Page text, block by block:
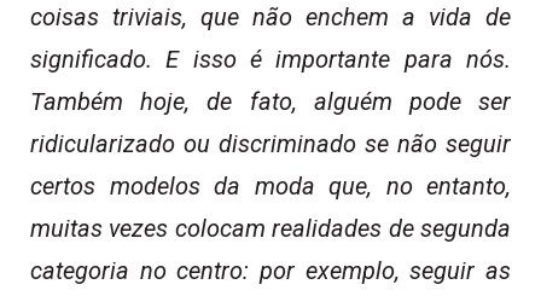
coisas triviais, que não enchem a vida de
significado. E isso é importante para nós.
Também hoje, de fato, alguém pode ser
ridicularizado ou discriminado se não seguir
certos modelos da moda que, no entanto,
muitas vezes colocam realidades de segunda
categoria no centro: por exemplo, seguir as